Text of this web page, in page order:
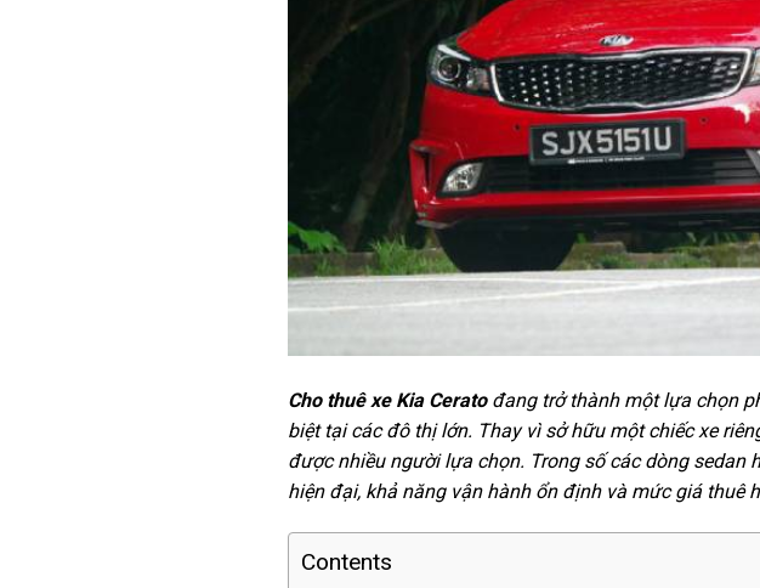
Cho thuê xe Kia Cerato đang trở thành một lựa chọn
biệt tại các đô thị lớn. Thay vì sở hữu một chiếc xe
được nhiều người lựa chọn. Trong số các dòng sedan
hiện đại, khả năng vận hành ổn định và mức giá thuê
Contents